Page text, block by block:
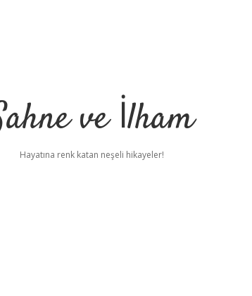
ve İlham
Hayatına renk katan neşeli hikayeler!